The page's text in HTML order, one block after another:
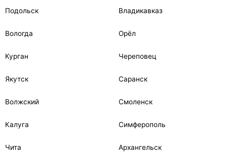
Подольск Владикавказ
Вологда Орёл
Курган Череповец
Якутск Саранск
Волжский Смоленск
Калуга Симферополь
Чита Архангельск